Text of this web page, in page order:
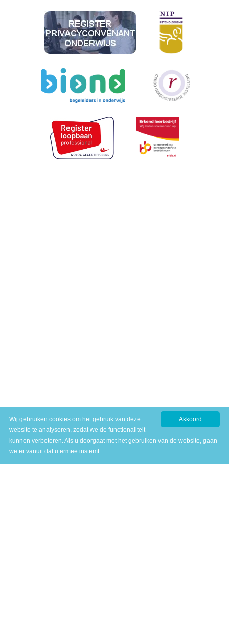
Akkoord
Wij gebruiken cookies om het gebruik van deze
website te analyseren, zodat we de functionaliteit
kunnen verbeteren. Als u doorgaat met het gebruiken van de website, gaan
we er vanuit dat u ermee instemt.